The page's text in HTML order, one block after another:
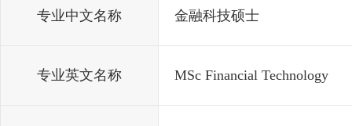
专业中文名称 金融科技硕士
专业英文名称 MSc Financial Technology